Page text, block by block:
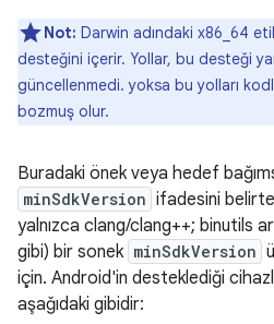
Not: Darwin adındaki x86_64
desteğini içerir. Yollar, bu desteği
güncellenmedi. yoksa bu yolları
bozmuş olur.
Buradaki önek veya hedef
minSdkVersion ifadesini
yalnızca clang/clang++; binutils
gibi) bir sonek minSdkVersion
için. Android'in desteklediği
aşağıdaki gibidir: